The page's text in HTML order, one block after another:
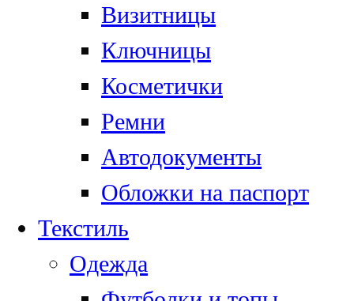
Визитницы
Ключницы
Косметички
Ремни
Автодокументы
Обложки на паспорт
Текстиль
Одежда